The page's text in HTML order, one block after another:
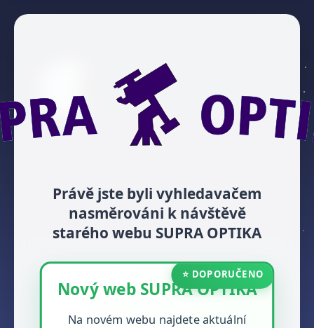
Právě jste byli vyhledavačem
nasměrováni k návštěvě
starého webu SUPRA OPTIKA
⭐ DOPORUČENO
Nový web SUPRA OPTIKA
Na novém webu najdete aktuální